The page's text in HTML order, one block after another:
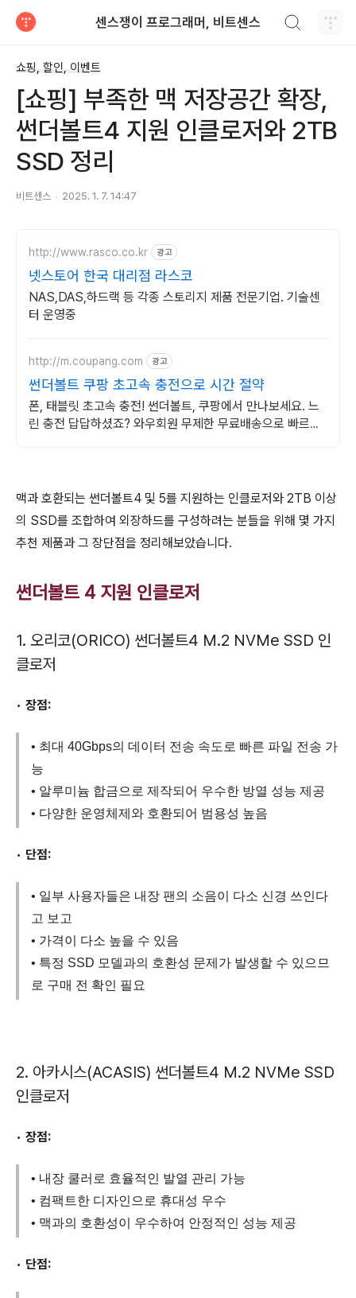
센스쟁이 프로그래머, 비트센스
쇼핑, 할인, 이벤트
[쇼핑] 부족한 맥 저장공간 확장,
썬더볼트4 지원 인클로저와 2TB
SSD 정리
비트센스 2025. 1. 7. 14:47
http://www.rasco.co.kr 광고
넷스토어 한국 대리점 라스코
NAS,DAS,하드랙 등 각종 스토리지 제품 전문기업. 기술센
터 운영중
http://m.coupang.com 광고
썬더볼트 쿠팡 초고속 충전으로 시간 절약
폰, 태블릿 초고속 충전! 썬더볼트, 쿠팡에서 만나보세요. 느
린 충전 답답하셨죠? 와우회원 무제한 무료배송으로 빠르게
맥과 호환되는 썬더볼트4 및 5를 지원하는 인클로저와 2TB 이상
의 SSD를 조합하여 외장하드를 구성하려는 분들을 위해 몇 가지
추천 제품과 그 장단점을 정리해보았습니다.
썬더볼트 4 지원 인클로저
1. 오리코(ORICO) 썬더볼트4 M.2 NVMe SSD 인
클로저
• 장점:
• 최대 40Gbps의 데이터 전송 속도로 빠른 파일 전송 가
능
• 알루미늄 합금으로 제작되어 우수한 방열 성능 제공
• 다양한 운영체제와 호환되어 범용성 높음
• 단점:
• 일부 사용자들은 내장 팬의 소음이 다소 신경 쓰인다
고 보고
• 가격이 다소 높을 수 있음
• 특정 SSD 모델과의 호환성 문제가 발생할 수 있으므
로 구매 전 확인 필요
2. 아카시스(ACASIS) 썬더볼트4 M.2 NVMe SSD
인클로저
• 장점:
• 내장 쿨러로 효율적인 발열 관리 가능
• 컴팩트한 디자인으로 휴대성 우수
• 맥과의 호환성이 우수하여 안정적인 성능 제공
• 단점: